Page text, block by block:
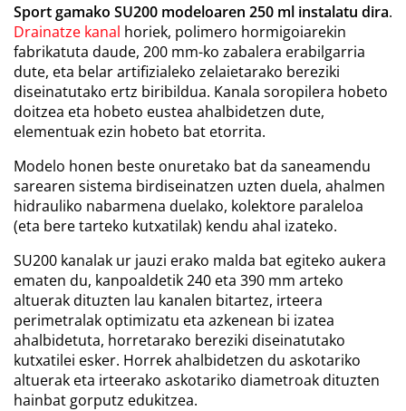
Sport gamako SU200 modeloaren 250 ml instalatu dira.
Drainatze kanal horiek, polimero hormigoiarekin
fabrikatuta daude, 200 mm-ko zabalera erabilgarria
dute, eta belar artifizialeko zelaietarako bereziki
diseinatutako ertz biribildua. Kanala soropilera hobeto
doitzea eta hobeto eustea ahalbidetzen dute,
elementuak ezin hobeto bat etorrita.
Modelo honen beste onuretako bat da saneamendu
sarearen sistema birdiseinatzen uzten duela, ahalmen
hidrauliko nabarmena duelako, kolektore paraleloa
(eta bere tarteko kutxatilak) kendu ahal izateko.
SU200 kanalak ur jauzi erako malda bat egiteko aukera
ematen du, kanpoaldetik 240 eta 390 mm arteko
altuerak dituzten lau kanalen bitartez, irteera
perimetralak optimizatu eta azkenean bi izatea
ahalbidetuta, horretarako bereziki diseinatutako
kutxatilei esker. Horrek ahalbidetzen du askotariko
altuerak eta irteerako askotariko diametroak dituzten
hainbat gorputz edukitzea.